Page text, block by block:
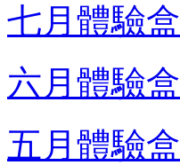
七月體驗盒
六月體驗盒
五月體驗盒